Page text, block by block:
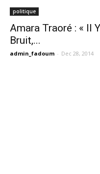
politique
Amara Traoré : « Il
Bruit,...
admin_fadoum - Dec 28, 2014